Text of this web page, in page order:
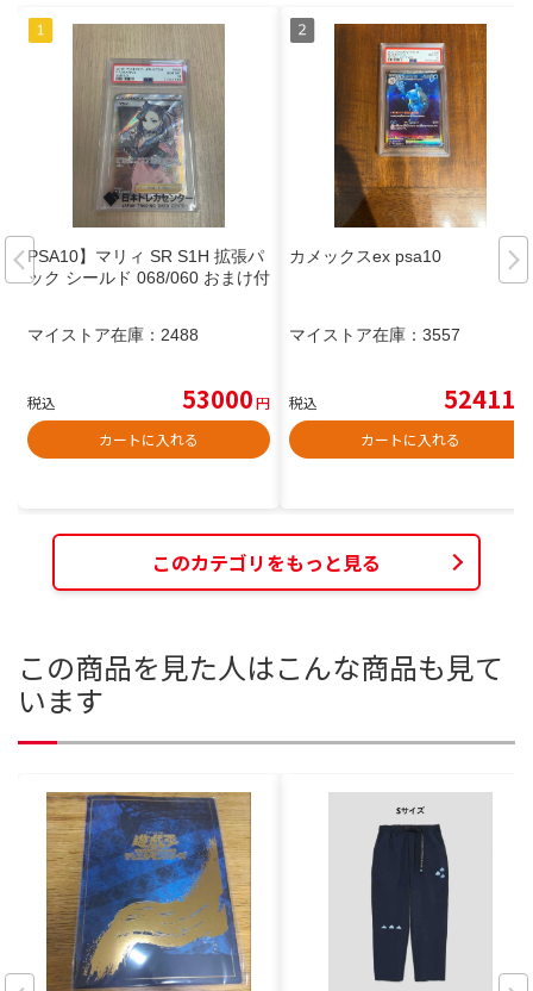
PSA10】マリィ SR S1H 拡張パ
ック シールド 068/060 おまけ付
マイストア在庫： 2488
税込 53000円
カートに入れる
カメックスex psa10
マイストア在庫： 3557
税込 52411
カートに入れる
このカテゴリをもっと見る
この商品を見た人はこんな商品も見て
います